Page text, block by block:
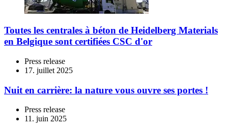
Toutes les centrales à béton de Heidelberg Materials
en Belgique sont certifiées CSC d'or
Press release
17. juillet 2025
Nuit en carrière: la nature vous ouvre ses portes !
Press release
11. juin 2025